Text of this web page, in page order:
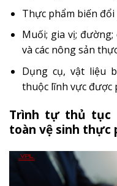
Thực phẩm biến đổi
Muối; gia vị; đường;
và các nông sản
Dụng cụ, vật liệu
thuộc lĩnh vực được
Trình tự thủ tục
toàn vệ sinh thực